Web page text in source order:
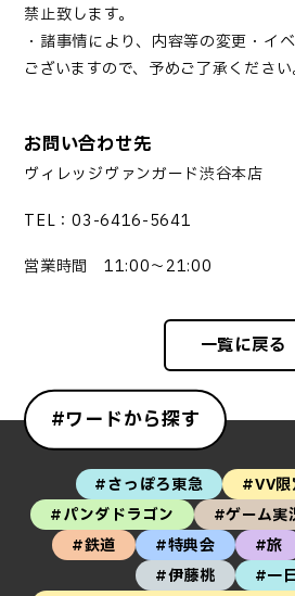
禁止致します。
・諸事情により、内容等の変更・イ
ございますので、予めご了承ください
お問い合わせ先
ヴィレッジヴァンガード渋谷本店
TEL：03-6416-5641
営業時間 11:00～21:00
一覧に戻る
#ワードから探す
#さっぽろ東急 #VV限
#パンダドラゴン
#ゲーム実
#鉄道
#特典会 #旅
#伊藤桃
#一